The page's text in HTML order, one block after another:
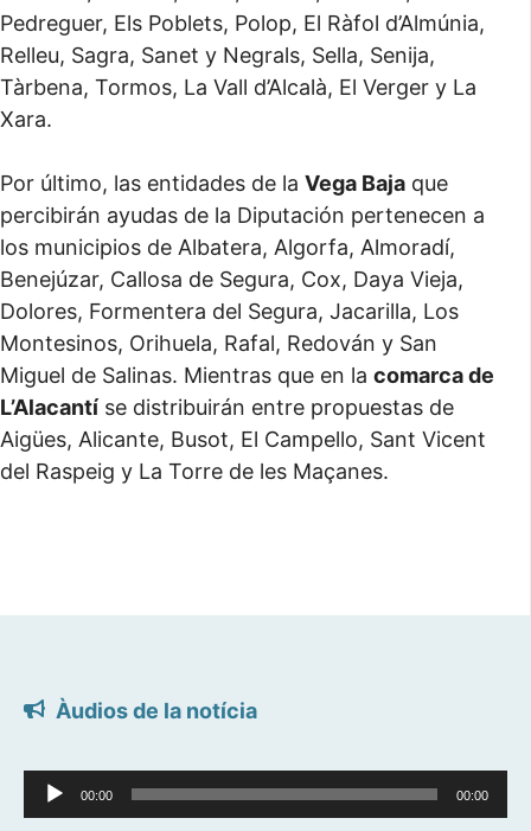
Pedreguer, Els Poblets, Polop, El Ràfol d’Almúnia,
Relleu, Sagra, Sanet y Negrals, Sella, Senija,
Tàrbena, Tormos, La Vall d’Alcalà, El Verger y La
Xara.
Por último, las entidades de la Vega Baja que
percibirán ayudas de la Diputación pertenecen a
los municipios de Albatera, Algorfa, Almoradí,
Benejúzar, Callosa de Segura, Cox, Daya Vieja,
Dolores, Formentera del Segura, Jacarilla, Los
Montesinos, Orihuela, Rafal, Redován y San
Miguel de Salinas. Mientras que en la comarca de
L’Alacantí se distribuirán entre propuestas de
Aigües, Alicante, Busot, El Campello, Sant Vicent
del Raspeig y La Torre de les Maçanes.
Àudios de la notícia
Reproductor
d'àudio
00:00 00:00